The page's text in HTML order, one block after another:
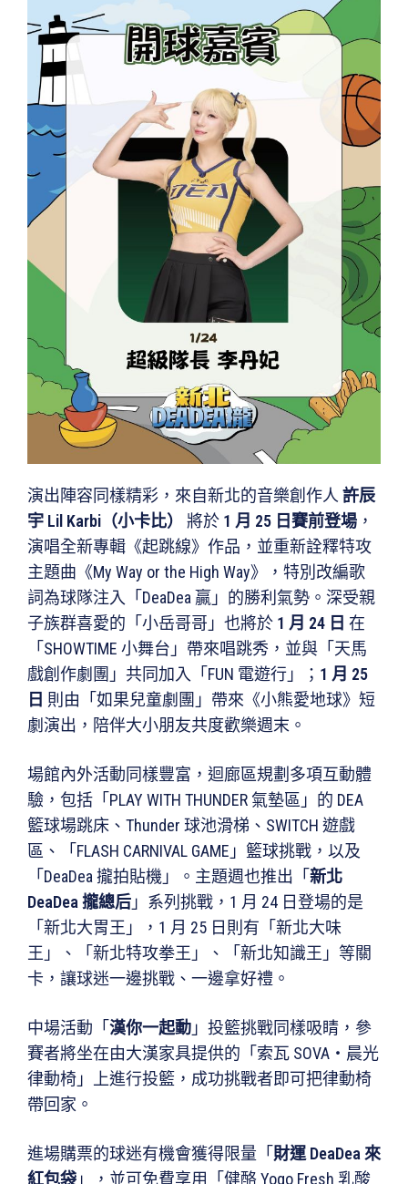
演出陣容同樣精彩，來自新北的音樂創作人許辰
宇 Lil Karbi（小卡比）
將於 1 月 25 日賽前登場 ，
演唱全新專輯《起跳線》作品，並重新詮釋特攻
主題曲《My Way or the High Way》，特別改編歌
詞為球隊注入「DeaDea 贏」的勝利氣勢。深受親
子族群喜愛的「小岳哥哥」也將於 1 月 24 日 在
「SHOWTIME 小舞台」帶來唱跳秀，並與「天馬
戲創作劇團」共同加入「FUN 電遊行」； 1 月 25
日 則由「如果兒童劇團」帶來《小熊愛地球》短
劇演出，陪伴大小朋友共度歡樂週末。
場館內外活動同樣豐富，迴廊區規劃多項互動體
驗，包括「PLAY WITH THUNDER 氣墊區」的 DEA
籃球場跳床、Thunder 球池滑梯、SWITCH 遊戲
區、「FLASH CARNIVAL GAME」籃球挑戰，以及
「DeaDea 攏拍貼機」。主題週也推出「 新北
DeaDea 攏總后 」系列挑戰，1 月 24 日登場的是
「新北大胃王」，1 月 25 日則有「新北大味
王」、「新北特攻拳王」、「新北知識王」等關
卡，讓球迷一邊挑戰、一邊拿好禮。
中場活動「 漢你一起動 」投籃挑戰同樣吸睛，參
賽者將坐在由大漢家具提供的「索瓦 SOVA・晨光
律動椅」上進行投籃，成功挑戰者即可把律動椅
帶回家。
進場購票的球迷有機會獲得限量「 財運 DeaDea 來
紅包袋 」，並可免費享用「健酪 Yogo Fresh 乳酸